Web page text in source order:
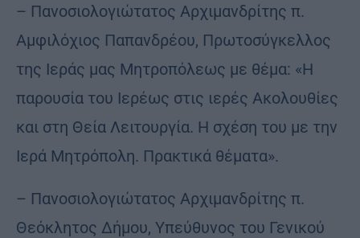
– Πανοσιολογιώτατος Αρχιμανδρίτης π.
Αμφιλόχιος Παπανδρέου, Πρωτοσύγκελλος
της Ιεράς μας Μητροπόλεως με θέμα: «Η
παρουσία του Ιερέως στις ιερές Ακολουθίες
και στη Θεία Λειτουργία. Η σχέση του με την
Ιερά Μητρόπολη. Πρακτικά θέματα».
– Πανοσιολογιώτατος Αρχιμανδρίτης π.
Θεόκλητος Δήμου, Υπεύθυνος του Γενικού